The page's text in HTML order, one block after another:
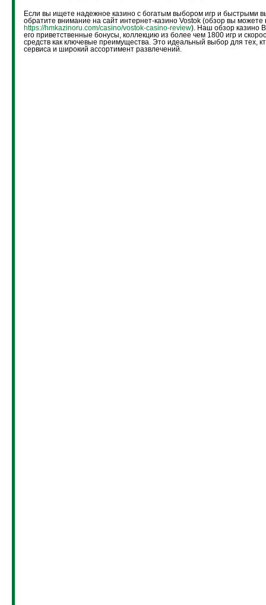
Если вы ищете надежное казино с богатым выбором игр и быстрыми
обратите внимание на сайт интернет-казино Vostok (обзор вы можете
https://hmkazinoru.com/casino/vostok-casino-review). Наш обзор казино
его приветственные бонусы, коллекцию из более чем 1800 игр и
средств как ключевые преимущества. Это идеальный выбор для тех,
сервиса и широкий ассортимент развлечений.